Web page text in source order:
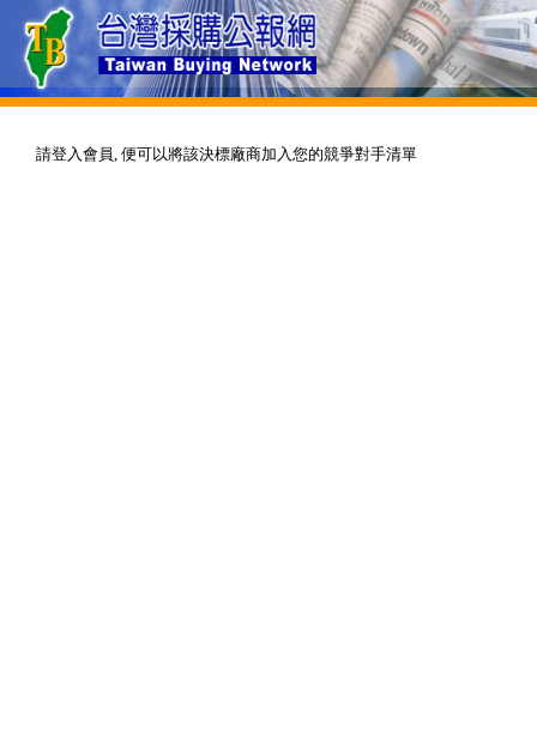
請登入會員, 便可以將該決標廠商加入您的競爭對手清單